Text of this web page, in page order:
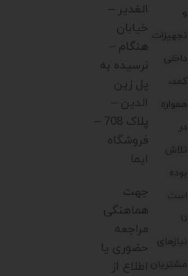
و
تجهیزات
داخلی
کمد،
همواره
در
تلاش
بوده
است
تا
نیازهای
مشتریان
الغدیر –
خیابان
هنگام –
نرسیده به
پل زین
الدین –
پلاک 708 –
فروشگاه
ایما
جهت
هماهنگی
مراجعه
حضوری یا
اطلاع از